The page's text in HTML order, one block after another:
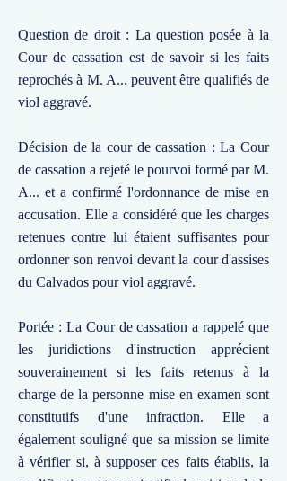
Question de droit : La question posée à la
Cour de cassation est de savoir si les faits
reprochés à M. A... peuvent être qualifiés de
viol aggravé.
Décision de la cour de cassation : La Cour
de cassation a rejeté le pourvoi formé par M.
A... et a confirmé l'ordonnance de mise en
accusation. Elle a considéré que les charges
retenues contre lui étaient suffisantes pour
ordonner son renvoi devant la cour d'assises
du Calvados pour viol aggravé.
Portée : La Cour de cassation a rappelé que
les juridictions d'instruction apprécient
souverainement si les faits retenus à la
charge de la personne mise en examen sont
constitutifs d'une infraction. Elle a
également souligné que sa mission se limite
à vérifier si, à supposer ces faits établis, la